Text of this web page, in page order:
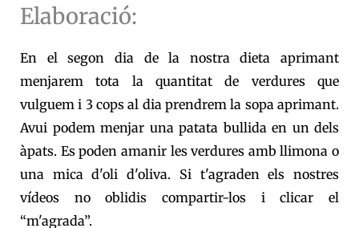
Elaboració:
En el segon dia de la nostra dieta aprimant
menjarem tota la quantitat de verdures que
vulguem i 3 cops al dia prendrem la sopa aprimant.
Avui podem menjar una patata bullida en un dels
àpats. Es poden amanir les verdures amb llimona o
una mica d'oli d'oliva. Si t'agraden els nostres
vídeos no oblidis compartir-los i clicar el
“m'agrada”.